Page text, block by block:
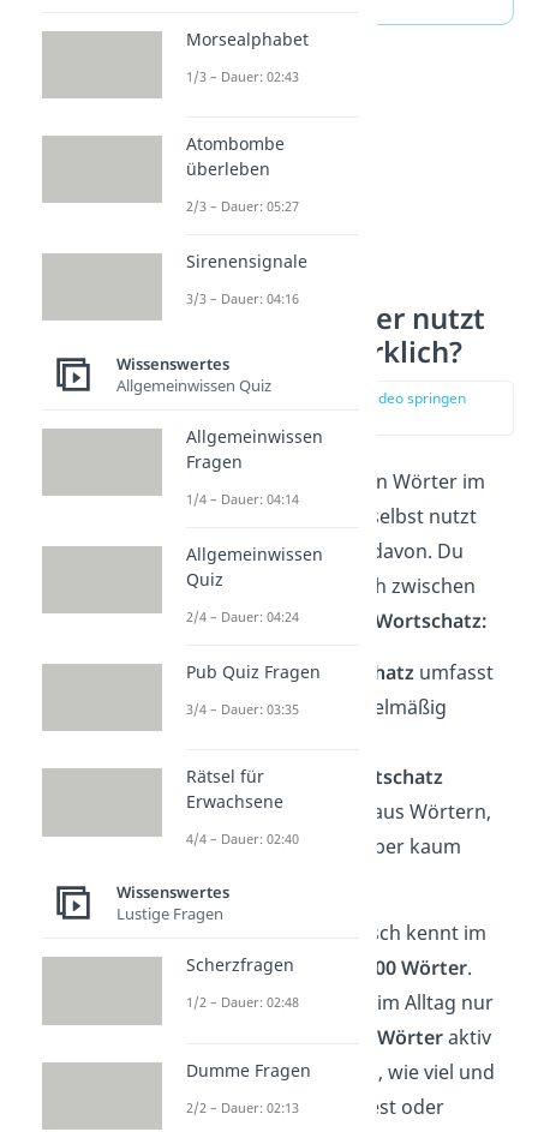
Wie viele Wörter nutzt
ein Mensch wirklich?
zur Stelle im Video springen
Auch wenn es Millionen Wörter im
Deutschen gibt — du selbst nutzt
nur einen kleinen Teil davon. Du
unterscheidest nämlich zwischen
aktiven und passiven Wortschatz:
Deraktive Wortschatz umfasst
Wörter, die du regelmäßig
Deinpassiver Wortschatz
hingegen besteht aus Wörtern,
die du verstehst, aber kaum
selbst verwendest.
Ein erwachsener Mensch kennt im
Schnitt50.000 bis 70.000 Wörter.
Davon werden jedoch im Alltag nur
12 000 bis 16 000 Wörteraktiv
benutzt — je nachdem, wie viel und
wie oft man spricht, liest oder
Morsealphabet
1/3 – Dauer: 02:43
Atombombe
überleben
2/3 – Dauer: 05:27
Sirenensignale
3/3 – Dauer: 04:16
Wissenswertes
Allgemeinwissen Quiz
Allgemeinwissen
Fragen
1/4 – Dauer: 04:14
Allgemeinwissen
Quiz
2/4 – Dauer: 04:24
Pub Quiz Fragen
3/4 – Dauer: 03:35
Rätsel für
Erwachsene
4/4 – Dauer: 02:40
Wissenswertes
Lustige Fragen
Scherzfragen
1/2 – Dauer: 02:48
Dumme Fragen
2/2 – Dauer: 02:13